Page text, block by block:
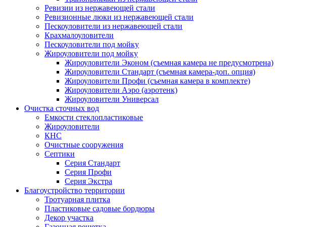
Ревизии из нержавеющей стали
Ревизионные люки из нержавеющей стали
Пескоуловители из нержавеющей стали
Крахмалоуловители
Пескоуловители под мойку
Жироуловители под мойку
Жироуловители Эконом (съемная камера не предусмотрена)
Жироуловители Стандарт (съемная камера-доп. опция)
Жироуловители Профи (съемная камера в комплекте)
Жироуловители Аэро (аэротенк)
Жироуловители Универсал
Очистка сточных вод
Емкости стеклопластиковые
Жироуловители
КНС
Очистные сооружения
Септики
Серия Стандарт
Серия Профи
Серия Экстра
Благоустройство территории
Тротуарная плитка
Пластиковые садовые бордюры
Декор участка